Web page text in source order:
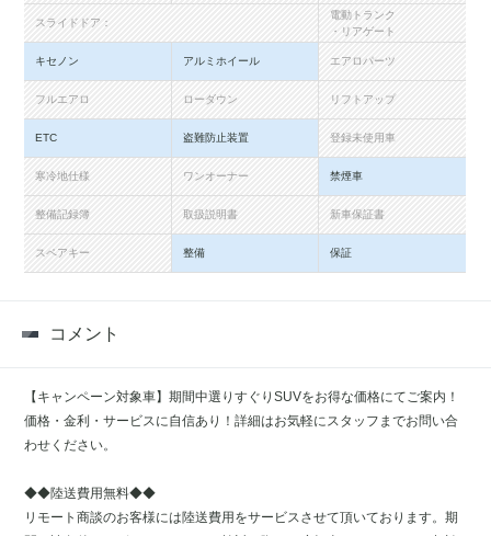
スライドドア：
電動トランク
・リアゲート
キセノン アルミホイール エアロパーツ
フルエアロ ローダウン リフトアップ
ETC 盗難防止装置 登録未使用車
寒冷地仕様 ワンオーナー 禁煙車
整備記録簿 取扱説明書 新車保証書
スペアキー 整備 保証
コメント
【キャンペーン対象車】期間中選りすぐりSUVをお得な価格にてご案内！
価格・金利・サービスに自信あり！詳細はお気軽にスタッフまでお問い合
わせください。
◆◆陸送費用無料◆◆
リモート商談のお客様には陸送費用をサービスさせて頂いております。期